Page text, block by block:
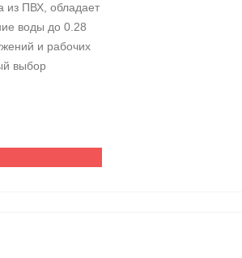
из ПВХ, обладает
воды до 0.28
и рабочих
выбор